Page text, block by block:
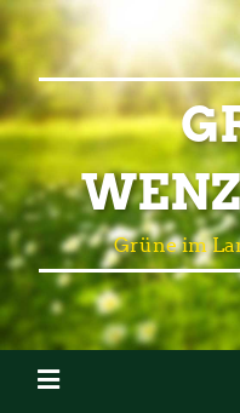
Grüne im